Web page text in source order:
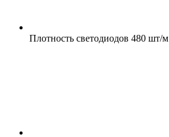
Плотность светодиодов 480 шт/м